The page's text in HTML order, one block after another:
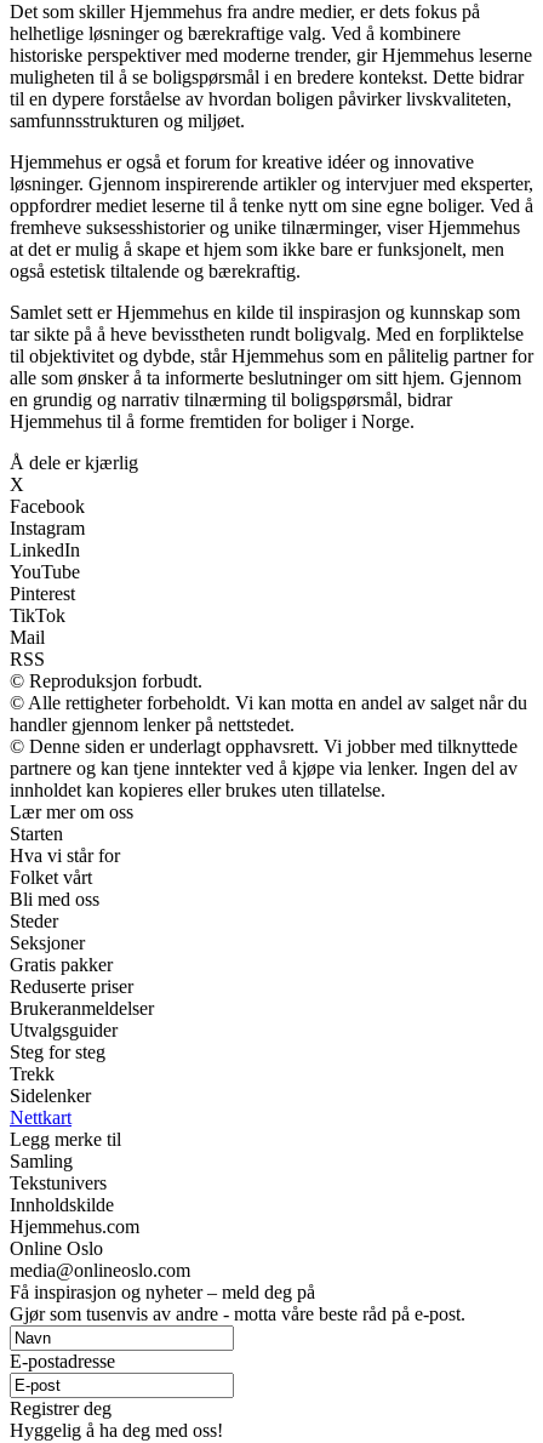
Det som skiller Hjemmehus fra andre medier, er dets fokus på
helhetlige løsninger og bærekraftige valg. Ved å kombinere
historiske perspektiver med moderne trender, gir Hjemmehus leserne
muligheten til å se boligspørsmål i en bredere kontekst. Dette bidrar
til en dypere forståelse av hvordan boligen påvirker livskvaliteten,
samfunnsstrukturen og miljøet.
Hjemmehus er også et forum for kreative idéer og innovative
løsninger. Gjennom inspirerende artikler og intervjuer med eksperter,
oppfordrer mediet leserne til å tenke nytt om sine egne boliger. Ved å
fremheve suksesshistorier og unike tilnærminger, viser Hjemmehus
at det er mulig å skape et hjem som ikke bare er funksjonelt, men
også estetisk tiltalende og bærekraftig.
Samlet sett er Hjemmehus en kilde til inspirasjon og kunnskap som
tar sikte på å heve bevisstheten rundt boligvalg. Med en forpliktelse
til objektivitet og dybde, står Hjemmehus som en pålitelig partner for
alle som ønsker å ta informerte beslutninger om sitt hjem. Gjennom
en grundig og narrativ tilnærming til boligspørsmål, bidrar
Hjemmehus til å forme fremtiden for boliger i Norge.
Å dele er kjærlig
X
Facebook
Instagram
LinkedIn
YouTube
Pinterest
TikTok
Mail
RSS
© Reproduksjon forbudt.
© Alle rettigheter forbeholdt. Vi kan motta en andel av salget når du
handler gjennom lenker på nettstedet.
© Denne siden er underlagt opphavsrett. Vi jobber med tilknyttede
partnere og kan tjene inntekter ved å kjøpe via lenker. Ingen del av
innholdet kan kopieres eller brukes uten tillatelse.
Lær mer om oss
Starten
Hva vi står for
Folket vårt
Bli med oss
Steder
Seksjoner
Gratis pakker
Reduserte priser
Brukeranmeldelser
Utvalgsguider
Steg for steg
Trekk
Sidelenker
Nettkart
Legg merke til
Samling
Tekstunivers
Innholdskilde
Hjemmehus.com
Online Oslo
media@onlineoslo.com
Få inspirasjon og nyheter – meld deg på
Gjør som tusenvis av andre - motta våre beste råd på e-post.
E-postadresse
Registrer deg
Hyggelig å ha deg med oss!